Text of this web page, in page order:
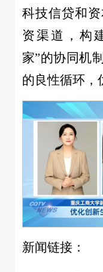
科技信贷和
资渠道，构
家”的协同机
的良性循环，
新闻链接：